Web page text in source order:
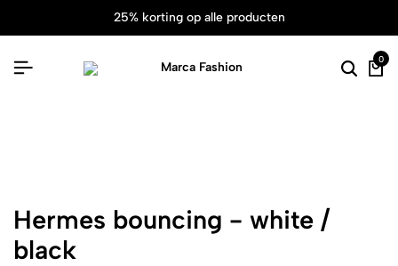
25% korting op alle producten
0
Hermes bouncing - white /
black